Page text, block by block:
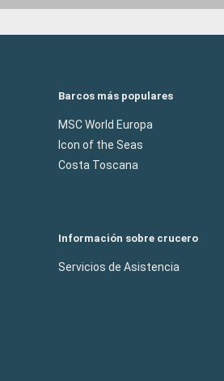
Barcos más populares
MSC World Europa
Icon of the Seas
Costa Toscana
Información sobre crucero
Servicios de Asistencia